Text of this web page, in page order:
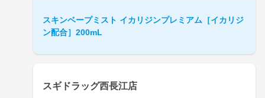
スキンベープミスト イカリジンプレミアム［イカリジ
ン配合］200mL
スギドラッグ西長江店